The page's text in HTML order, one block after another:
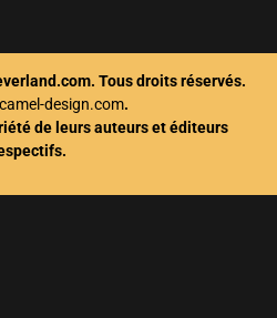
Tous droits réservés.
camel-design.com.
de leurs auteurs et éditeurs